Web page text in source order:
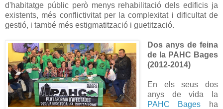
d'habitatge públic però menys rehabilitació dels edificis ja
existents, més conflictivitat per la complexitat i dificultat de
gestió, i també més estigmatització i guetització.
Dos anys de feina
de la PAHC Bages
(2012-2014)
En els seus dos
anys de vida la
PAHC Bages ha